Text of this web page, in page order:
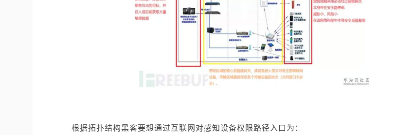
根据拓扑结构黑客要想通过互联网对感知设备权限路径入口为：